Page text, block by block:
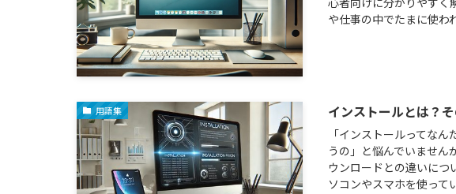
や仕事の中でたまに使わ
用語集 インストールとは？
「インストールってな
うの」と悩んでいません
ウンロードとの違いにつ
ソコンやスマホを使って